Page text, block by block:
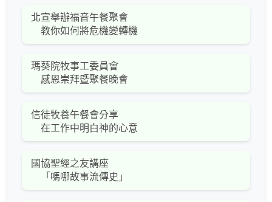
北宣舉辦福音午餐聚會
教你如何將危機變轉機
瑪葵院牧事工委員會
感恩崇拜暨聚餐晚會
信徒牧養午餐會分享
在工作中明白神的心意
國協聖經之友講座
「嗎哪故事流傳史」